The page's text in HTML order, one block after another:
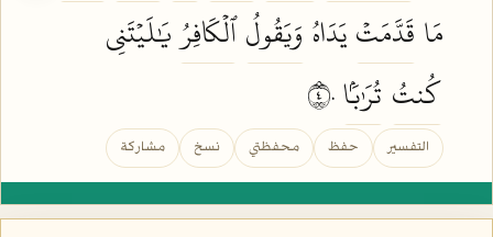
مَا قَدَّمَتۡيَدَاهُ وَيَقُولُٱلۡكَافِرُيَٰلَيۡتَنِي
كُنتُ تُرَٰبَۢا
التفسير حفظ محفظتي نسخ مشاركة